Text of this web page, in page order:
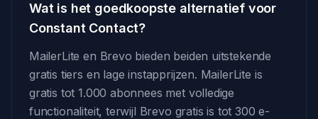
Wat is het goedkoopste alternatief voor
Constant Contact?
MailerLite en Brevo bieden beiden uitstekende
gratis tiers en lage instapprijzen. MailerLite is
gratis tot 1.000 abonnees met volledige
functionaliteit, terwijl Brevo gratis is tot 300 e-